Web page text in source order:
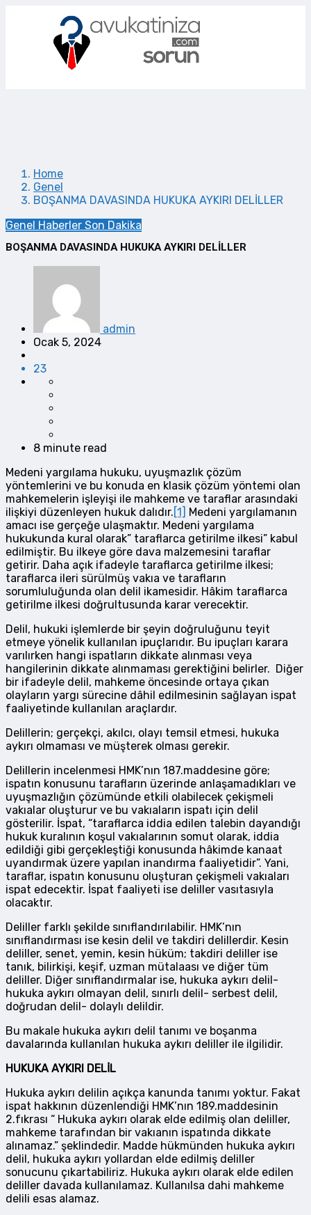
Home
Genel
BOŞANMA DAVASINDA HUKUKA AYKIRI DELİLLER
Genel Haberler Son Dakika
BOŞANMA DAVASINDA HUKUKA AYKIRI DELİLLER
admin
Ocak 5, 2024
23
8 minute read
Medeni yargılama hukuku, uyuşmazlık çözüm
yöntemlerini ve bu konuda en klasik çözüm yöntemi olan
mahkemelerin işleyişi ile mahkeme ve taraflar arasındaki
ilişkiyi düzenleyen hukuk dalıdır.[1] Medeni yargılamanın
amacı ise gerçeğe ulaşmaktır. Medeni yargılama
hukukunda kural olarak” taraflarca getirilme ilkesi” kabul
edilmiştir. Bu ilkeye göre dava malzemesini taraflar
getirir. Daha açık ifadeyle taraflarca getirilme ilkesi;
taraflarca ileri sürülmüş vakıa ve tarafların
sorumluluğunda olan delil ikamesidir. Hâkim taraflarca
getirilme ilkesi doğrultusunda karar verecektir.
Delil, hukuki işlemlerde bir şeyin doğruluğunu teyit
etmeye yönelik kullanılan ipuçlarıdır. Bu ipuçları karara
varılırken hangi ispatların dikkate alınması veya
hangilerinin dikkate alınmaması gerektiğini belirler. Diğer
bir ifadeyle delil, mahkeme öncesinde ortaya çıkan
olayların yargı sürecine dâhil edilmesinin sağlayan ispat
faaliyetinde kullanılan araçlardır.
Delillerin; gerçekçi, akılcı, olayı temsil etmesi, hukuka
aykırı olmaması ve müşterek olması gerekir.
Delillerin incelenmesi HMK’nın 187.maddesine göre;
ispatın konusunu tarafların üzerinde anlaşamadıkları ve
uyuşmazlığın çözümünde etkili olabilecek çekişmeli
vakıalar oluşturur ve bu vakıaların ispatı için delil
gösterilir. İspat, “taraflarca iddia edilen talebin dayandığı
hukuk kuralının koşul vakıalarının somut olarak, iddia
edildiği gibi gerçekleştiği konusunda hâkimde kanaat
uyandırmak üzere yapılan inandırma faaliyetidir”. Yani,
taraflar, ispatın konusunu oluşturan çekişmeli vakıaları
ispat edecektir. İspat faaliyeti ise deliller vasıtasıyla
olacaktır.
Deliller farklı şekilde sınıflandırılabilir. HMK’nın
sınıflandırması ise kesin delil ve takdiri delillerdir. Kesin
deliller, senet, yemin, kesin hüküm; takdiri deliller ise
tanık, bilirkişi, keşif, uzman mütalaası ve diğer tüm
deliller. Diğer sınıflandırmalar ise, hukuka aykırı delil-
hukuka aykırı olmayan delil, sınırlı delil- serbest delil,
doğrudan delil- dolaylı delildir.
Bu makale hukuka aykırı delil tanımı ve boşanma
davalarında kullanılan hukuka aykırı deliller ile ilgilidir.
HUKUKA AYKIRI DELİL
Hukuka aykırı delilin açıkça kanunda tanımı yoktur. Fakat
ispat hakkının düzenlendiği HMK’nın 189.maddesinin
2.fıkrası “ Hukuka aykırı olarak elde edilmiş olan deliller,
mahkeme tarafından bir vakıanın ispatında dikkate
alınamaz.” şeklindedir. Madde hükmünden hukuka aykırı
delil, hukuka aykırı yollardan elde edilmiş deliller
sonucunu çıkartabiliriz. Hukuka aykırı olarak elde edilen
deliller davada kullanılamaz. Kullanılsa dahi mahkeme
delili esas alamaz.